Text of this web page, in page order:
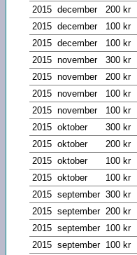
2015 december 200 kr
2015 december 100 kr
2015 december 100 kr
2015 november 300 kr
2015 november 200 kr
2015 november 100 kr
2015 november 100 kr
2015 oktober 300 kr
2015 oktober 200 kr
2015 oktober 100 kr
2015 oktober 100 kr
2015 september 300 kr
2015 september 200 kr
2015 september 100 kr
2015 september 100 kr